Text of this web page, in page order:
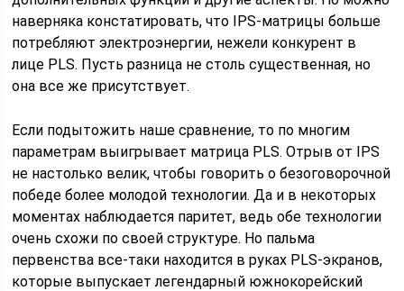
наверняка констатировать, что IPS-матрицы больше
потребляют электроэнергии, нежели конкурент в
лице PLS. Пусть разница не столь существенная, но
она все же присутствует.
Если подытожить наше сравнение, то по многим
параметрам выигрывает матрица PLS. Отрыв от IPS
не настолько велик, чтобы говорить о безоговорочной
победе более молодой технологии. Да и в некоторых
моментах наблюдается паритет, ведь обе технологии
очень схожи по своей структуре. Но пальма
первенства все-таки находится в руках PLS-экранов,
которые выпускает легендарный южнокорейский